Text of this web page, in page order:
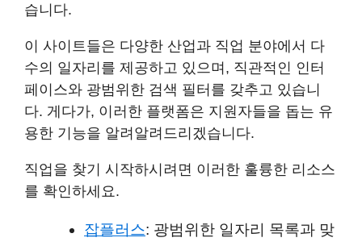
습니다.
이 사이트들은 다양한 산업과 직업 분야에서 다
수의 일자리를 제공하고 있으며, 직관적인 인터
페이스와 광범위한 검색 필터를 갖추고 있습니
다. 게다가, 이러한 플랫폼은 지원자들을 돕는 유
용한 기능을 알려알려드리겠습니다.
직업을 찾기 시작하시려면 이러한 훌륭한 리소스
를 확인하세요.
잡플러스: 광범위한 일자리 목록과 맞